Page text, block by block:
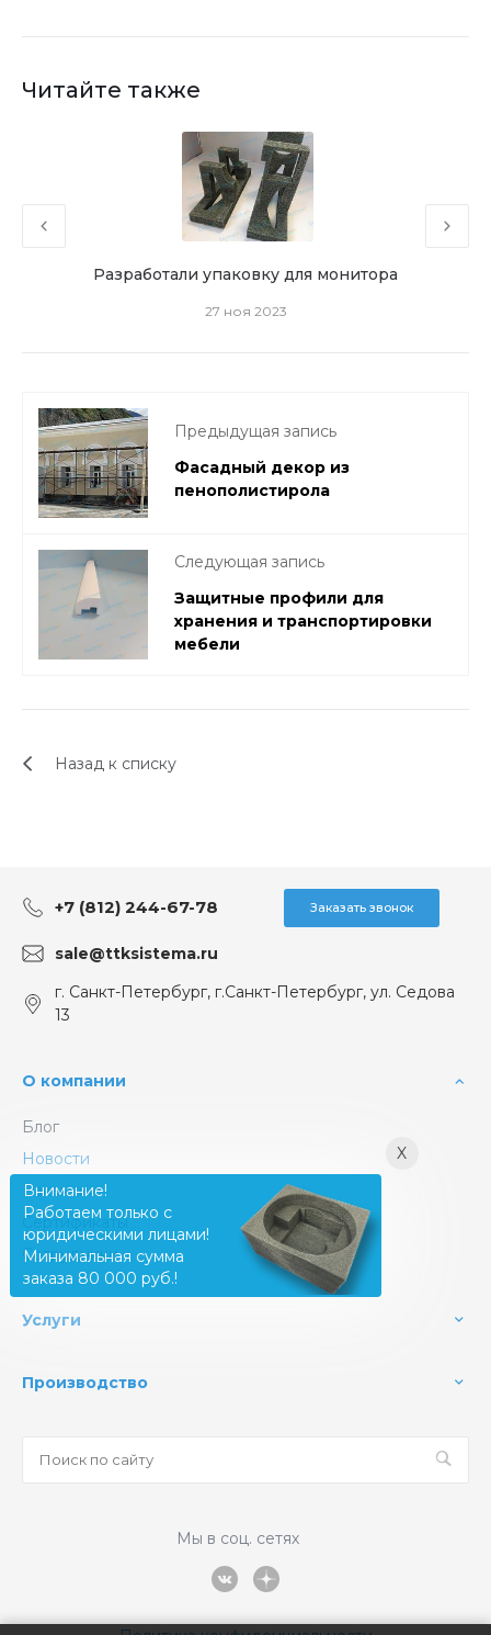
Читайте также
Разработали упаковку для монитора
27 ноя 2023
Предыдущая запись
Фасадный декор из
пенополистирола
Следующая запись
Защитные профили для
хранения и транспортировки
мебели
Назад к списку
+7 (812) 244-67-78 Заказать звонок
sale@ttksistema.ru
г. Санкт-Петербург, г.Санкт-Петербург, ул. Седова
13
О компании
Блог
Новости
Вакансии
Сертификаты
Сотрудники
Услуги
Производство
Мы в соц. сетях
X
Внимание!
Работаем только с
юридическими лицами!
Минимальная сумма
заказа 80 000 руб.!